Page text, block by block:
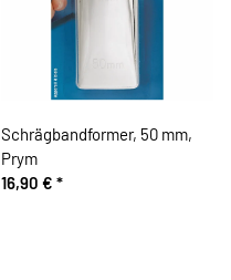
Schrägbandformer, 50 mm,
Prym
16,90 € *